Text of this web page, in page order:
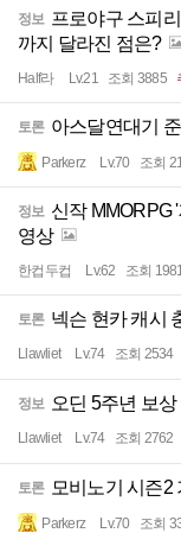
정보 프로야구 스피
까지 달라진 점은?
Half라 Lv.21 조회 3885
토론 아스달연대기
Parkerz Lv.70 조회
정보 신작 MMORPG
영상
한컵두컵 Lv.62 조회
토론 넥슨 현카 캐시
Llawliet Lv.74 조회 2534
정보 오딘 5주년 보
Llawliet Lv.74 조회 2762
토론 모비노기 시즌2
Parkerz Lv.70 조회